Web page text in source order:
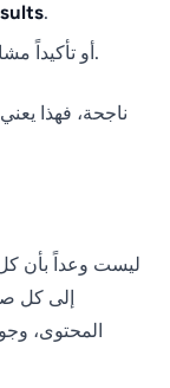
.
أو تأكيداً مشابهاً.
إلى كل
المحتوى،